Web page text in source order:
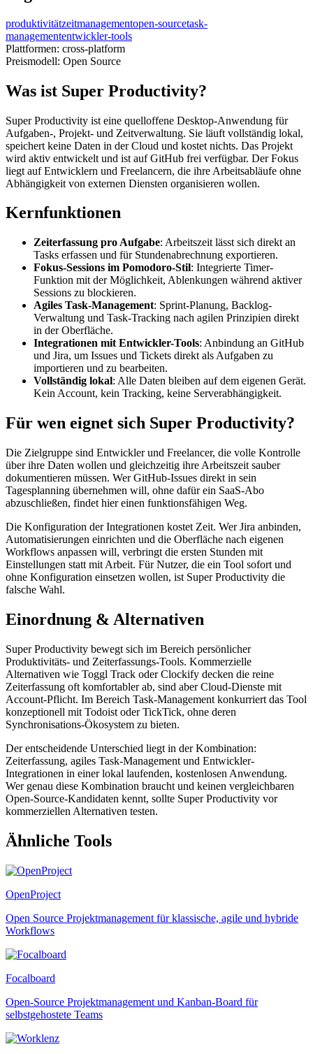
produktivitätzeitmanagementopen-sourcetask-
managemententwickler-tools
Plattformen: cross-platform
Preismodell: Open Source
Was ist Super Productivity?
Super Productivity ist eine quelloffene Desktop-Anwendung für
Aufgaben-, Projekt- und Zeitverwaltung. Sie läuft vollständig lokal,
speichert keine Daten in der Cloud und kostet nichts. Das Projekt
wird aktiv entwickelt und ist auf GitHub frei verfügbar. Der Fokus
liegt auf Entwicklern und Freelancern, die ihre Arbeitsabläufe ohne
Abhängigkeit von externen Diensten organisieren wollen.
Kernfunktionen
Zeiterfassung pro Aufgabe: Arbeitszeit lässt sich direkt an
Tasks erfassen und für Stundenabrechnung exportieren.
Fokus-Sessions im Pomodoro-Stil: Integrierte Timer-
Funktion mit der Möglichkeit, Ablenkungen während aktiver
Sessions zu blockieren.
Agiles Task-Management: Sprint-Planung, Backlog-
Verwaltung und Task-Tracking nach agilen Prinzipien direkt
in der Oberfläche.
Integrationen mit Entwickler-Tools: Anbindung an GitHub
und Jira, um Issues und Tickets direkt als Aufgaben zu
importieren und zu bearbeiten.
Vollständig lokal: Alle Daten bleiben auf dem eigenen Gerät.
Kein Account, kein Tracking, keine Serverabhängigkeit.
Für wen eignet sich Super Productivity?
Die Zielgruppe sind Entwickler und Freelancer, die volle Kontrolle
über ihre Daten wollen und gleichzeitig ihre Arbeitszeit sauber
dokumentieren müssen. Wer GitHub-Issues direkt in sein
Tagesplanning übernehmen will, ohne dafür ein SaaS-Abo
abzuschließen, findet hier einen funktionsfähigen Weg.
Die Konfiguration der Integrationen kostet Zeit. Wer Jira anbinden,
Automatisierungen einrichten und die Oberfläche nach eigenen
Workflows anpassen will, verbringt die ersten Stunden mit
Einstellungen statt mit Arbeit. Für Nutzer, die ein Tool sofort und
ohne Konfiguration einsetzen wollen, ist Super Productivity die
falsche Wahl.
Einordnung & Alternativen
Super Productivity bewegt sich im Bereich persönlicher
Produktivitäts- und Zeiterfassungs-Tools. Kommerzielle
Alternativen wie Toggl Track oder Clockify decken die reine
Zeiterfassung oft komfortabler ab, sind aber Cloud-Dienste mit
Account-Pflicht. Im Bereich Task-Management konkurriert das Tool
konzeptionell mit Todoist oder TickTick, ohne deren
Synchronisations-Ökosystem zu bieten.
Der entscheidende Unterschied liegt in der Kombination:
Zeiterfassung, agiles Task-Management und Entwickler-
Integrationen in einer lokal laufenden, kostenlosen Anwendung.
Wer genau diese Kombination braucht und keinen vergleichbaren
Open-Source-Kandidaten kennt, sollte Super Productivity vor
kommerziellen Alternativen testen.
Ähnliche Tools
OpenProject
Open Source Projektmanagement für klassische, agile und hybride
Workflows
Focalboard
Open-Source Projektmanagement und Kanban-Board für
selbstgehostete Teams